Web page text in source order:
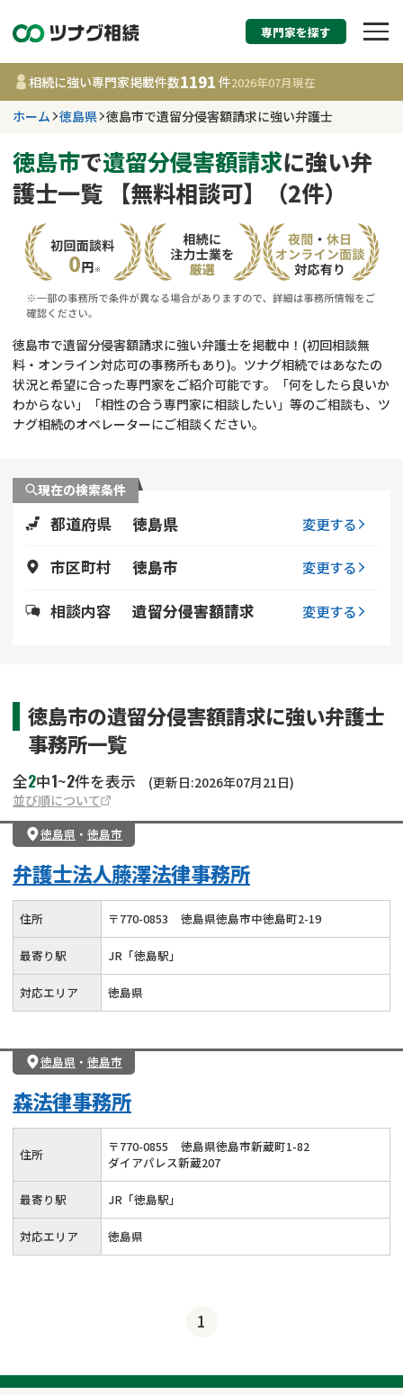
相続税申告・相続手
す
徳島県
事務所 1191
件
相談内容で探す
相続登記
遺留分侵害額請求
相続人調査
コラム
相続手続き
相続登記
専門家を探す
相続に強い専門家掲載件数1191 件2026年07月現在
ホーム 徳島県 徳島市で遺留分侵害額請求に強い弁護士
徳島市で遺留分侵害額請求に強い弁
護士一覧 【無料相談可】（2件）
徳島市で遺留分侵害額請求に強い弁護士を掲載中！(初回相談無
料・オンライン対応可の事務所もあり)。ツナグ相続ではあなたの
状況と希望に合った専門家をご紹介可能です。「何をしたら良いか
わからない」「相性の合う専門家に相談したい」等のご相談も、ツ
ナグ相続のオペレーターにご相談ください。
現在の検索条件
都道府県 徳島県 変更する
市区町村 徳島市 変更する
相談内容 遺留分侵害額請求 変更する
徳島市の遺留分侵害額請求に強い弁護士
事務所一覧
全2中1~2件を表示
(更新日:2026年07月21日)
並び順について
徳島県 ・ 徳島市
弁護士法人藤澤法律事務所
住所 〒770-0853 徳島県徳島市中徳島町2-19
最寄り駅 JR「徳島駅」
対応エリア 徳島県
徳島県 ・ 徳島市
森法律事務所
住所 〒770-0855
徳島県徳島市新蔵町1-82
ダイアパレス新蔵207
最寄り駅 JR「徳島駅」
対応エリア 徳島県
1